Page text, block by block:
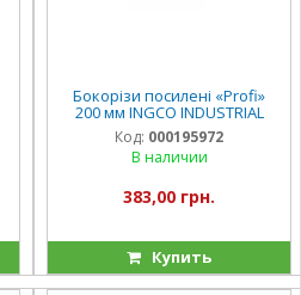
Бокорізи посилені «Profi»
200 мм INGCO INDUSTRIAL
Код: 000195972
В наличии
383,00 грн.
Купить